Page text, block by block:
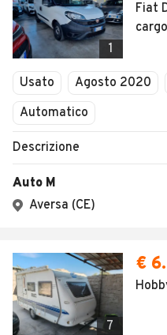
1
Fiat
cargo
Usato Agosto 2020
Automatico
Descrizione
Auto M
Aversa (CE)
7
€